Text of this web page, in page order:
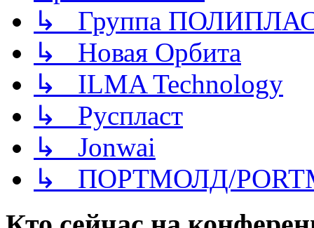
↳ Группа
↳ Новая Орбита
↳ ILMA Technology
↳ Руспласт
↳ Jonwai
↳ ПОРТМОЛД/